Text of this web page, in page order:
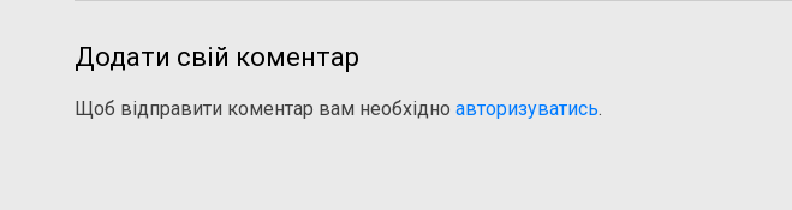
Додати свій коментар
Щоб відправити коментар вам необхідно авторизуватись.